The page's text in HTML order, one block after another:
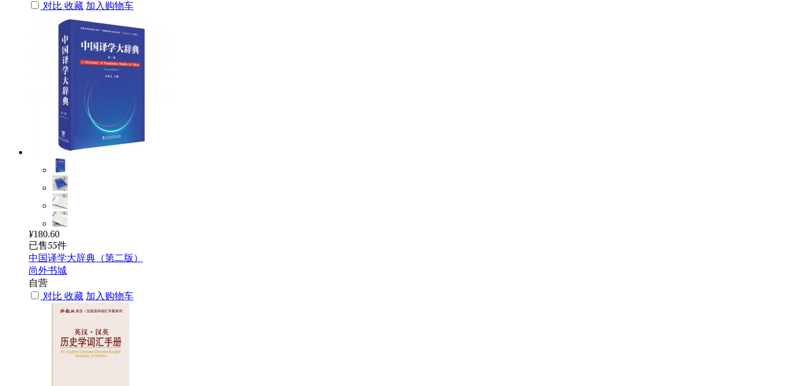
对比 收藏 加入购物车
¥180.60
已售55件
中国译学大辞典（第二版）
尚外书城
自营
对比 收藏 加入购物车